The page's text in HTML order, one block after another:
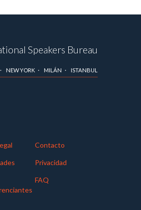
Speakers Bureau
NEW YORK MILÁN ISTANBUL
Contacto
Privacidad
FAQ